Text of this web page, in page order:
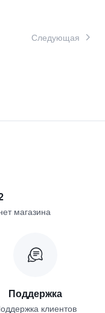
Следующая
магазина
Поддержка
клиентов